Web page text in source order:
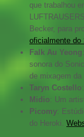
que trabalhou
Becker, para
oficialmente do
Falk Au Yeong
sonora do
de mixagem da
Taryn Costello
Midio: Um
Picomy:
do Heroki.